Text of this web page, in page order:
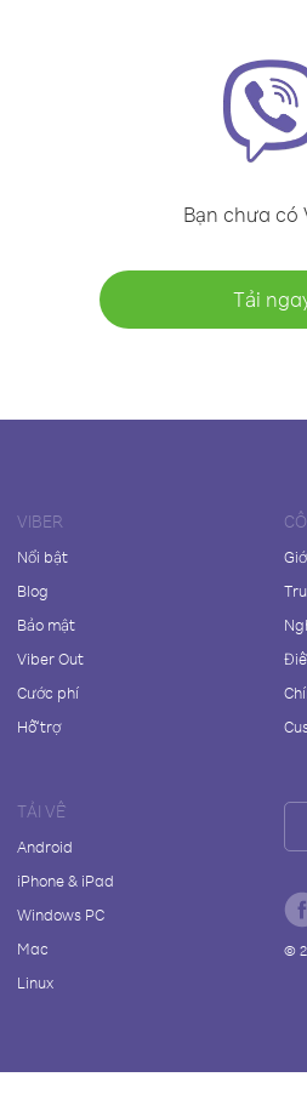
Bạn chưa có
Tải
VIBER
Nổi bật
Blog
Bảo mật
Viber Out
Cước phí
Hỗ trợ
TẢI VỀ
Android
iPhone & iPad
Windows PC
Mac
Linux
©